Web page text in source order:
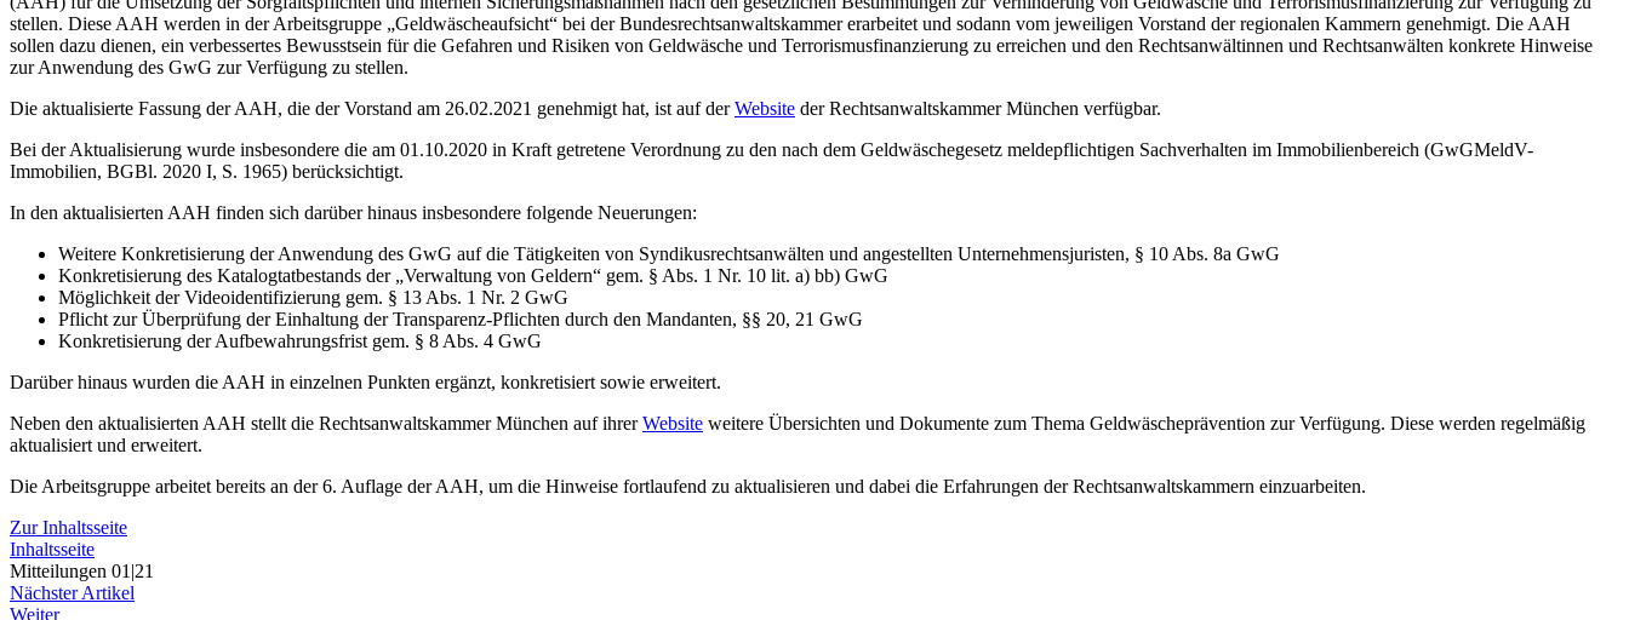
stellen. Diese AAH werden in der Arbeitsgruppe „Geldwäscheaufsicht“ bei der Bundesrechtsanwaltskammer erarbeitet und sodann vom jeweiligen Vorstand der regionalen Kammern genehmigt. Die AAH
sollen dazu dienen, ein verbessertes Bewusstsein für die Gefahren und Risiken von Geldwäsche und Terrorismusfinanzierung zu erreichen und den Rechtsanwältinnen und Rechtsanwälten konkrete Hinweise
zur Anwendung des GwG zur Verfügung zu stellen.
Die aktualisierte Fassung der AAH, die der Vorstand am 26.02.2021 genehmigt hat, ist auf derWebsite der Rechtsanwaltskammer München verfügbar.
Bei der Aktualisierung wurde insbesondere die am 01.10.2020 in Kraft getretene Verordnung zu den nach dem Geldwäschegesetz meldepflichtigen Sachverhalten im Immobilienbereich (GwGMeldV-
Immobilien, BGBl. 2020 I, S. 1965) berücksichtigt.
In den aktualisierten AAH finden sich darüber hinaus insbesondere folgende Neuerungen:
Weitere Konkretisierung der Anwendung des GwG auf die Tätigkeiten von Syndikusrechtsanwälten und angestellten Unternehmensjuristen, § 10 Abs. 8a GwG
Konkretisierung des Katalogtatbestands der „Verwaltung von Geldern“ gem. § Abs. 1 Nr. 10 lit. a) bb) GwG
Möglichkeit der Videoidentifizierung gem. § 13 Abs. 1 Nr. 2 GwG
Pflicht zur Überprüfung der Einhaltung der Transparenz-Pflichten durch den Mandanten, §§ 20, 21 GwG
Konkretisierung der Aufbewahrungsfrist gem. § 8 Abs. 4 GwG
Darüber hinaus wurden die AAH in einzelnen Punkten ergänzt, konkretisiert sowie erweitert.
Neben den aktualisierten AAH stellt die Rechtsanwaltskammer München auf ihrerWebsite weitere Übersichten und Dokumente zum Thema Geldwäscheprävention zur Verfügung. Diese werden regelmäßig
aktualisiert und erweitert.
Die Arbeitsgruppe arbeitet bereits an der 6. Auflage der AAH, um die Hinweise fortlaufend zu aktualisieren und dabei die Erfahrungen der Rechtsanwaltskammern einzuarbeiten.
Zur Inhaltsseite
Inhaltsseite
Mitteilungen 01|21
Nächster Artikel
Weiter